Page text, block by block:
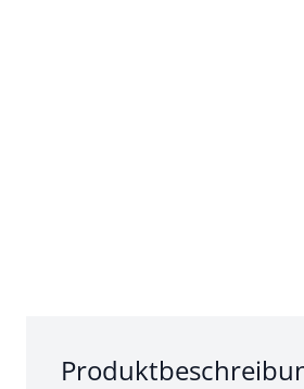
Abschnitt 1 von 3: